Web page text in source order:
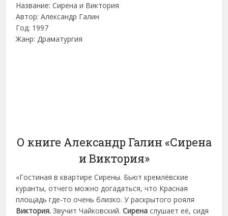
Название: Сирена и Виктория
Автор: Александр Галин
Год: 1997
Жанр: Драматургия
О книге Александр Галин «Сирена
и Виктория»
«Гостиная в квартире Сирены. Бьют кремлёвские
куранты, отчего можно догадаться, что Красная
площадь где-то очень близко. У раскрытого рояля
Виктория. Звучит Чайковский.Сирена слушает её, сидя